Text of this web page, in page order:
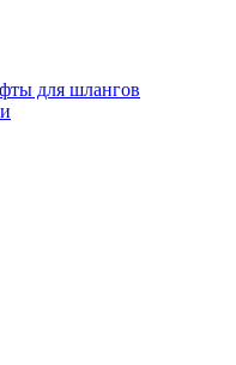
для шлангов